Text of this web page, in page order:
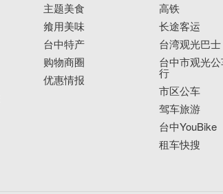
主题美食
飨用美味
台中特产
购物商圈
优惠情报
高铁
长途客运
台湾观光巴士
台中市观光
行
市区公车
驾车旅游
台中YouBike
租车快搜